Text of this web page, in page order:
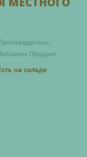
Продукт
на складе